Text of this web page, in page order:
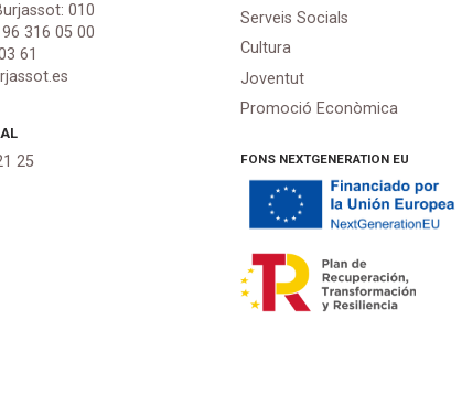
010
316 05 00
61
25
Serveis Socials
Cultura
Joventut
Promoció Econòmica
FONS NEXTGENERATION EU